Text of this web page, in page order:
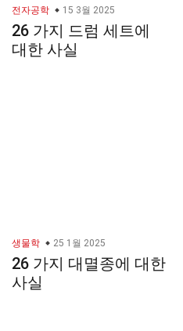
전자공학 15 3월 2025
26 가지 드럼 세트에
대한 사실
생물학 25 1월 2025
26 가지 대멸종에 대한
사실